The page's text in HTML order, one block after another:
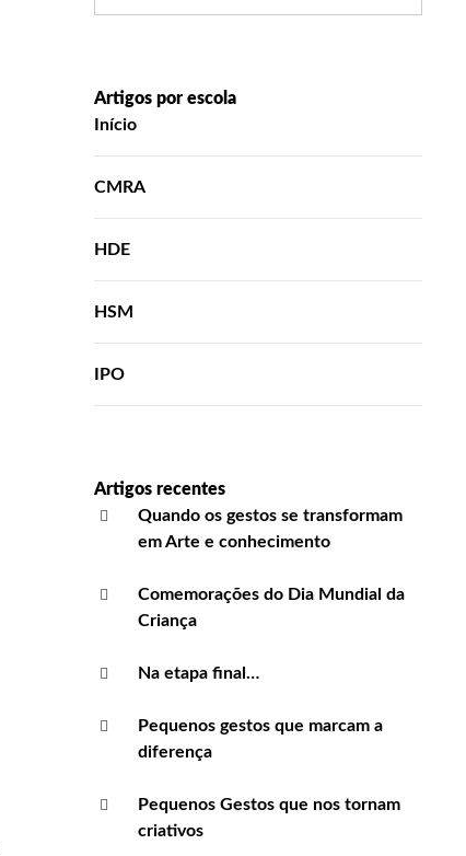
Artigos por escola
Início
CMRA
HDE
HSM
IPO
Artigos recentes
Quando os gestos se transformam
em Arte e conhecimento
Comemorações do Dia Mundial da
Criança
Na etapa final…
Pequenos gestos que marcam a
diferença
Pequenos Gestos que nos tornam
criativos